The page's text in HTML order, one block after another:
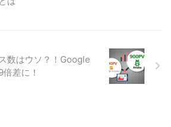
った
ろん、
ルな要
てはじ
数はウソ？！Google
差に！